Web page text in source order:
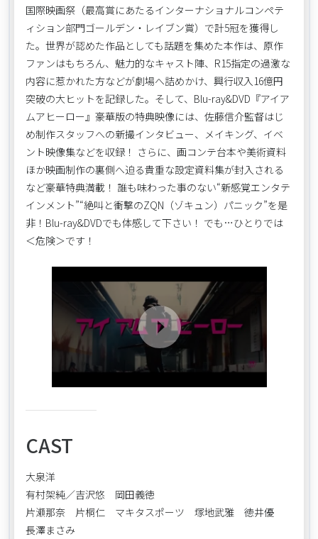
国際映画祭（最高賞にあたるインターナショナルコンペテ
ィション部門ゴールデン・レイブン賞）で計5冠を獲得し
た。世界が認めた作品としても話題を集めた本作は、原作
ファンはもちろん、魅力的なキャスト陣、R15指定の過激な
内容に惹かれた方などが劇場へ詰めかけ、興行収入16億円
突破の大ヒットを記録した。そして、Blu-ray&DVD『アイア
ムアヒーロー』豪華版の特典映像には、佐藤信介監督はじ
め制作スタッフへの新撮インタビュー、メイキング、イベ
ント映像集などを収録！ さらに、画コンテ台本や美術資料
ほか映画制作の裏側へ迫る貴重な設定資料集が封入される
など豪華特典満載！ 誰も味わった事のない“新感覚エンタテ
インメント”“絶叫と衝撃のZQN（ゾキュン）パニック”を是
非！Blu-ray&DVDでも体感して下さい！ でも…ひとりでは
＜危険＞です！
CAST
大泉洋
有村架純／吉沢悠 岡田義徳
片瀬那奈 片桐仁 マキタスポーツ 塚地武雅 徳井優
長澤まさみ